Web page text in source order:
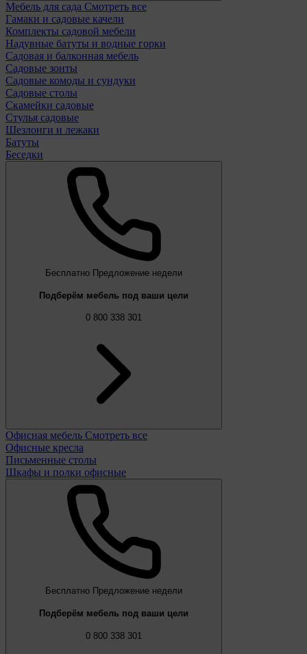
Мебель для сада Смотреть все
Гамаки и садовые качели
Комплекты садовой мебели
Надувные батуты и водные горки
Садовая и балконная мебель
Садовые зонты
Садовые комоды и сундуки
Садовые столы
Скамейки садовые
Стулья садовые
Шезлонги и лежаки
Батуты
Беседки
Бесплатно Предложение недели
Подберём мебель под ваши цели
0 800 338 301
Офисная мебель Смотреть все
Офисные кресла
Письменные столы
Шкафы и полки офисные
Бесплатно Предложение недели
Подберём мебель под ваши цели
0 800 338 301